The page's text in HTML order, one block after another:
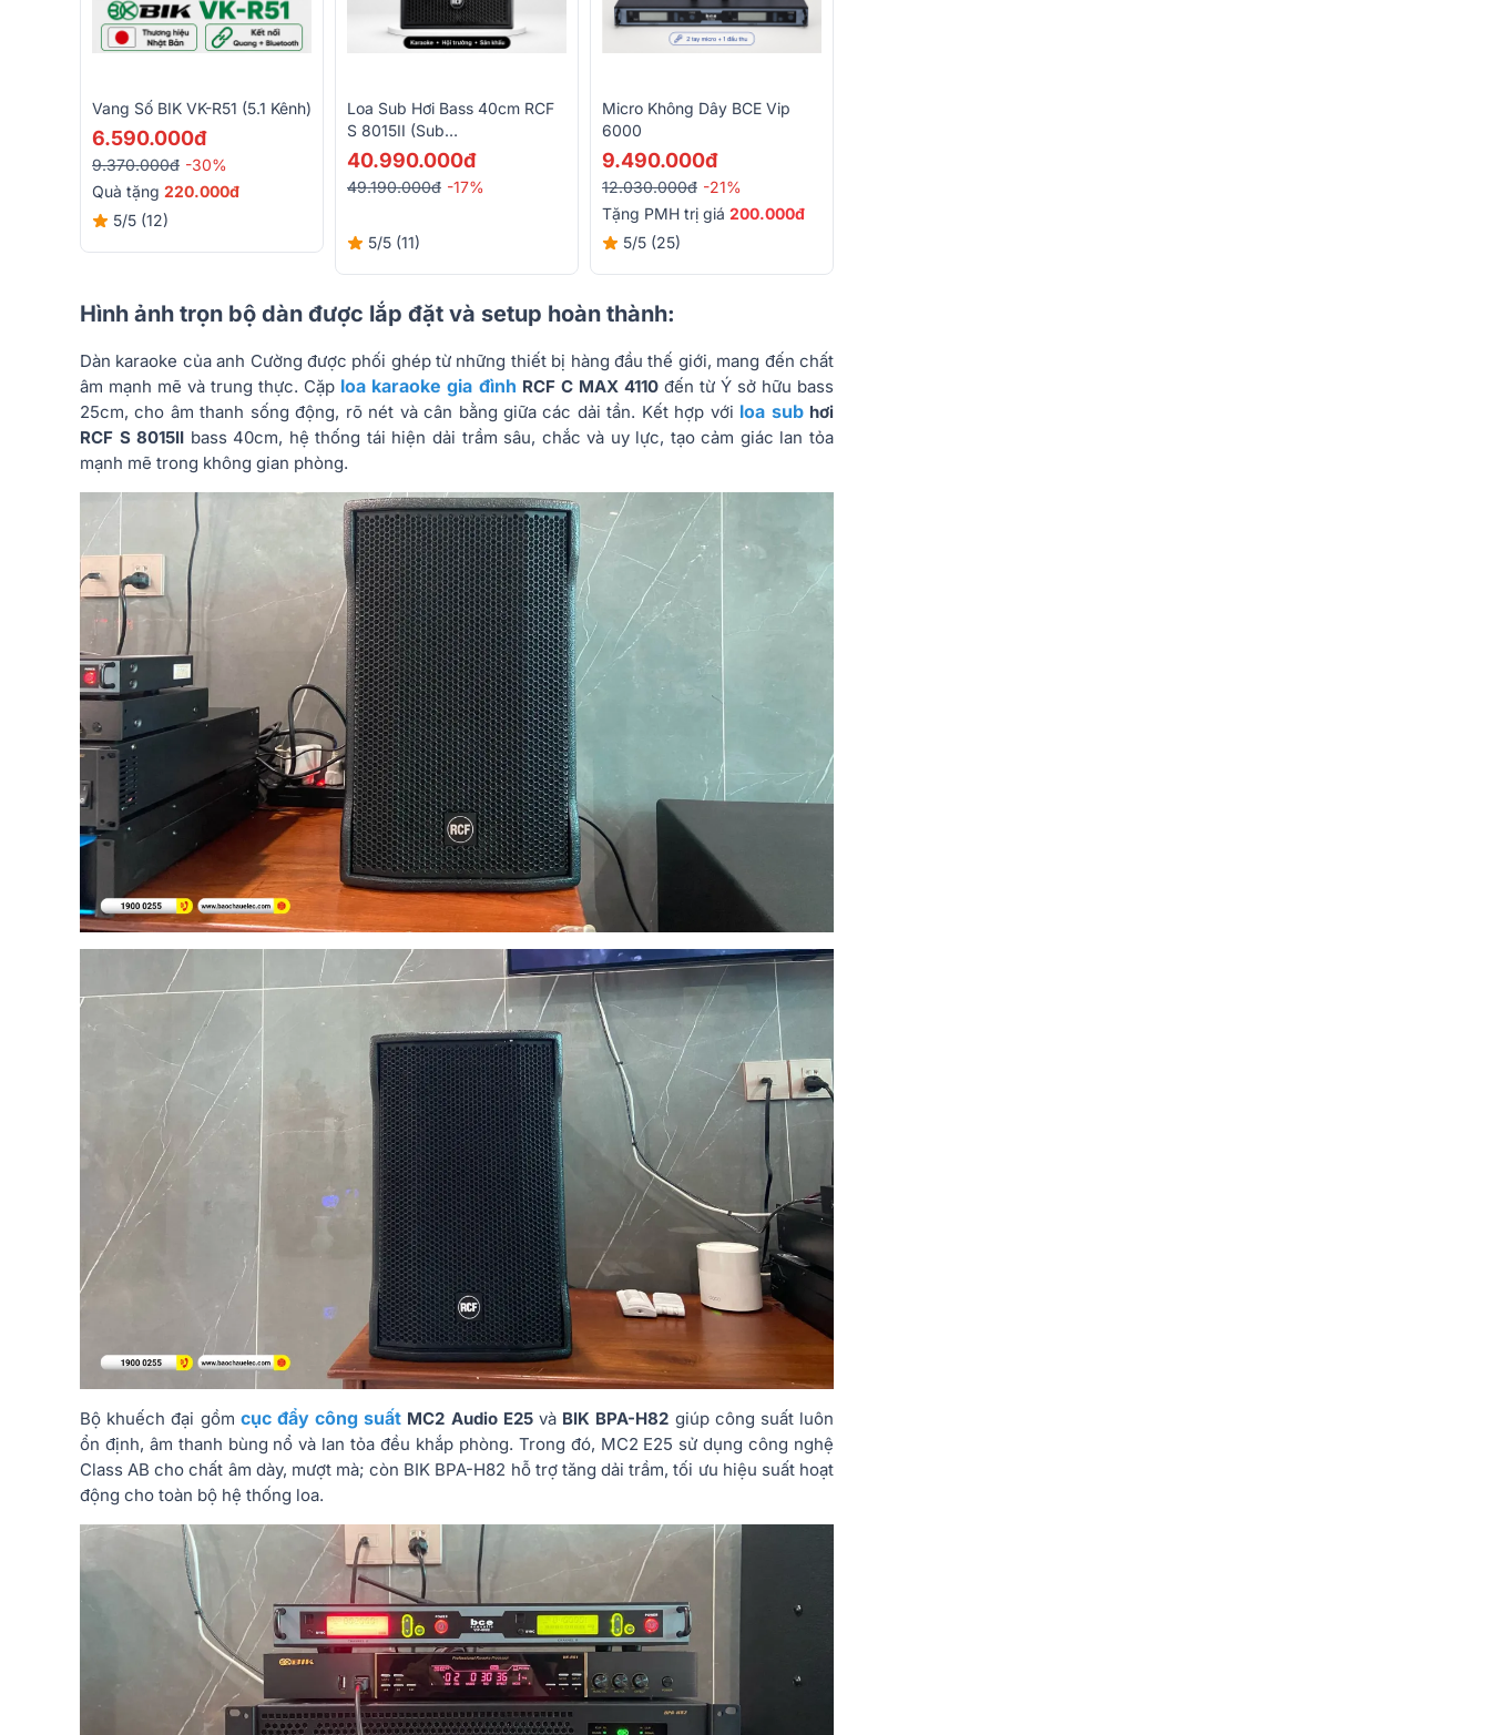
Vang Số BIK VK-R51 (5.1 Kênh)
6.590.000đ
9.370.000đ -30%
Quà tặng 220.000đ
5/5 (12)
Loa Sub Hơi Bass 40cm RCF
S 8015II (Sub
Đơn,1500W/6000W, SX: Italy)
40.990.000đ
49.190.000đ -17%
5/5 (11)
Micro Không Dây BCE Vip
6000
9.490.000đ
12.030.000đ -21%
Tặng PMH trị giá 200.000đ
5/5 (25)
Hình ảnh trọn bộ dàn được lắp đặt và setup hoàn thành:
Dàn karaoke của anh Cường được phối ghép từ những thiết bị hàng đầu thế giới, mang đến chất
âm mạnh mẽ và trung thực. Cặp loa karaoke gia đình RCF C MAX 4110đến từ Ý sở hữu bass
25cm, cho âm thanh sống động, rõ nét và cân bằng giữa các dải tần. Kết hợp với loa subhơi
RCF S 8015II bass 40cm, hệ thống tái hiện dải trầm sâu, chắc và uy lực, tạo cảm giác lan tỏa
mạnh mẽ trong không gian phòng.
Bộ khuếch đại gồm cục đẩy công suất MC2 Audio E25và BIK BPA-H82 giúp công suất luôn
ổn định, âm thanh bùng nổ và lan tỏa đều khắp phòng. Trong đó, MC2 E25 sử dụng công nghệ
Class AB cho chất âm dày, mượt mà; còn BIK BPA-H82 hỗ trợ tăng dải trầm, tối ưu hiệu suất hoạt
động cho toàn bộ hệ thống loa.